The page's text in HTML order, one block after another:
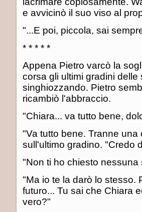
e avvicinò il suo viso al
"...E poi, piccola, sai
* * * * *
Appena Pietro varcò la
corsa gli ultimi gradini
singhiozzando. Pietro
ricambiò l'abbraccio.
"Chiara... va tutto bene,
"Va tutto bene. Tranne
sull'ultimo gradino. "Credo
"Non ti ho chiesto
"Ma io te la darò lo stesso.
futuro... Tu sai che Chiara
vero?"